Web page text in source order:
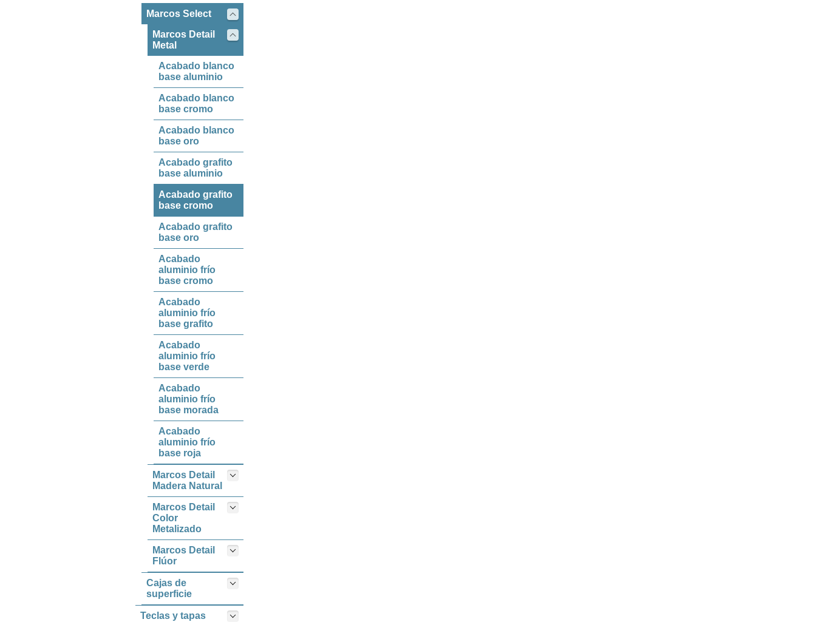
Marcos Select
Marcos Detail
Metal
Acabado blanco
base aluminio
Acabado blanco
base cromo
Acabado blanco
base oro
Acabado grafito
base aluminio
Acabado grafito
base cromo
Acabado grafito
base oro
Acabado
aluminio frío
base cromo
Acabado
aluminio frío
base grafito
Acabado
aluminio frío
base verde
Acabado
aluminio frío
base morada
Acabado
aluminio frío
base roja
Marcos Detail
Madera Natural
Marcos Detail
Color
Metalizado
Marcos Detail
Flúor
Cajas de
superficie
Teclas y tapas